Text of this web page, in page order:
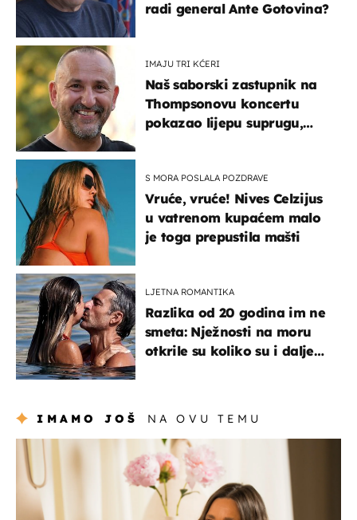
radi general Ante Gotovina?
IMAJU TRI KĆERI
Naš saborski zastupnik na
Thompsonovu koncertu
pokazao lijepu suprugu,
S MORA POSLALA POZDRAVE
Vruće, vruće! Nives Celzijus
u vatrenom kupaćem malo
je toga prepustila mašti
LJETNA ROMANTIKA
Razlika od 20 godina im ne
smeta: Nježnosti na moru
otkrile su koliko su i dalje
IMAMO JOŠ NA OVU TEMU
moda & ljepota